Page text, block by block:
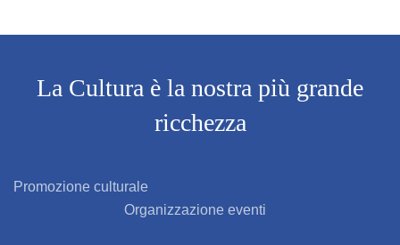
AZZANO SAN PAOLO
AZZONE
La Cultura è la nostra più grande
ricchezza
Promozione culturale
Organizzazione eventi